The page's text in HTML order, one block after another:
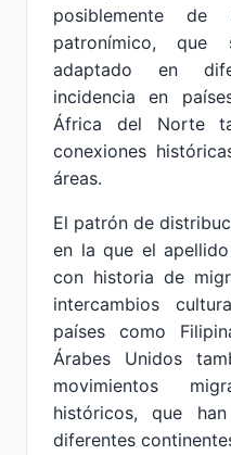
posiblemente
patronímico,
adaptado en
incidencia en
África del Norte
conexiones
áreas.
El patrón de
en la que el
con historia de
intercambios
países como
Árabes Unidos
movimientos
históricos, que
diferentes